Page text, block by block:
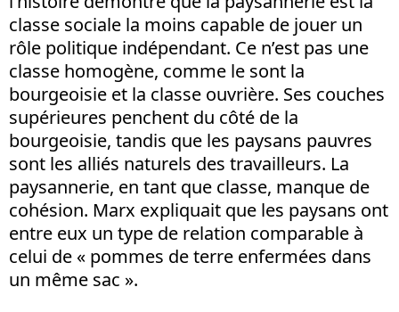
classe sociale la moins capable de jouer un
rôle politique indépendant. Ce n’est pas une
classe homogène, comme le sont la
bourgeoisie et la classe ouvrière. Ses couches
supérieures penchent du côté de la
bourgeoisie, tandis que les paysans pauvres
sont les alliés naturels des travailleurs. La
paysannerie, en tant que classe, manque de
cohésion. Marx expliquait que les paysans ont
entre eux un type de relation comparable à
celui de « pommes de terre enfermées dans
un même sac ».